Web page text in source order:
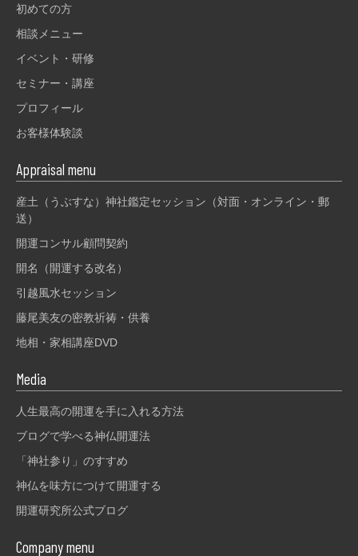
初めての方
相談メニュー
イベント・研修
セミナー・講座
プロフィール
お客様体験談
Appraisal menu
産土（うぶすな）神社鑑定セッション（対面・オンライン・郵
送）
開運コンサル顧問契約
開名（開運する改名）
引越風水セッション
藤尾美友の密教祈祷・供養
地相・家相講座DVD
Media
人生最高の開運を手に入れる方法
ブログで学べる神仏開運法
「神社参り」のすすめ
神仏を味方につけて開運する
開運研究所公式ブログ
Company menu